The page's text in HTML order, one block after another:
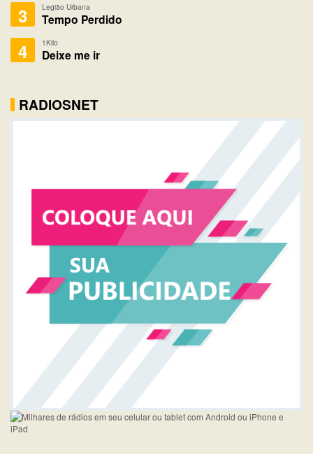
3 Legião Urbana
Tempo Perdido
4 1Kilo
Deixe me ir
RADIOSNET